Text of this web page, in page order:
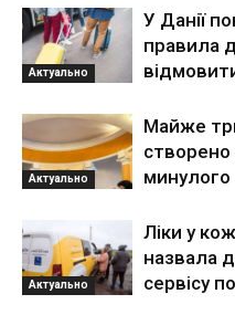
Актуально
У Данії
правила
Актуально
Майже
створено
Актуально
Ліки у
назвала
сервісу